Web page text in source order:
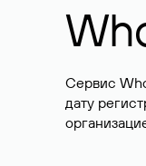
Сервис
дату